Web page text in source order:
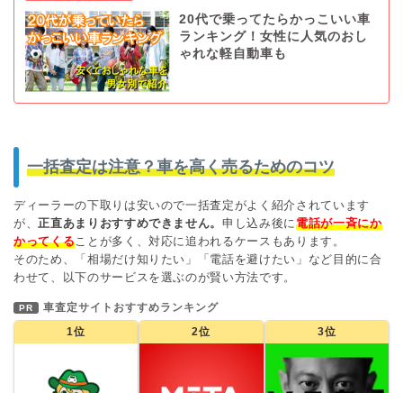
20代で乗ってたらかっこいい車
ランキング！女性に人気のおし
ゃれな軽自動車も
一括査定は注意？車を高く売るためのコツ
ディーラーの下取りは安いので一括査定がよく紹介されています
が、正直あまりおすすめできません。申し込み後に電話が一斉にか
かってくることが多く、対応に追われるケースもあります。
そのため、「相場だけ知りたい」「電話を避けたい」など目的に合
わせて、以下のサービスを選ぶのが賢い方法です。
PR
車査定サイトおすすめランキング
1位
2位 3位